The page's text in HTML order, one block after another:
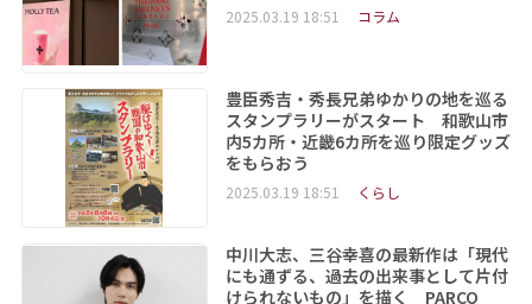
2025.03.19 18:51 コラム
豊臣秀吉・秀長兄弟ゆかりの地を巡る
スタンプラリーがスタート 和歌山市
内5カ所・近畿6カ所を巡り限定グッズ
をもらおう
2025.03.19 18:51 くらし
中川大志、三谷幸喜の最新作は「現代
にも通ずる、過去の出来事として片付
けられないもの」を描く PARCO